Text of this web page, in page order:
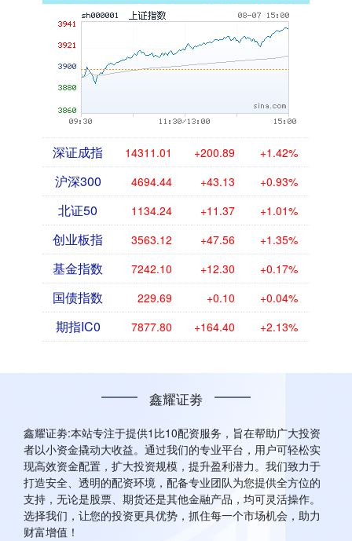
深证成指 14311.01 +200.89 +1.42%
沪深300 4694.44 +43.13 +0.93%
北证50 1134.24 +11.37 +1.01%
创业板指 3563.12 +47.56 +1.35%
基金指数 7242.10 +12.30 +0.17%
国债指数 229.69 +0.10 +0.04%
期指IC0 7877.80 +164.40 +2.13%
鑫耀证劵
鑫耀证劵:本站专注于提供1比10配资服务，旨在帮助广大投资
者以小资金撬动大收益。通过我们的专业平台，用户可轻松实
现高效资金配置，扩大投资规模，提升盈利潜力。我们致力于
打造安全、透明的配资环境，配备专业团队为您提供全方位的
支持，无论是股票、期货还是其他金融产品，均可灵活操作。
选择我们，让您的投资更具优势，抓住每一个市场机会，助力
财富增值！